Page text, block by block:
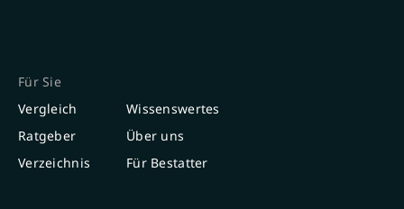
Für Sie
Vergleich
Ratgeber
Verzeichnis
Wissenswertes
Über uns
Für Bestatter